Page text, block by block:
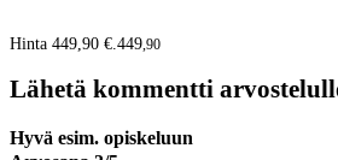
Hinta 449,90 €.449,90
Lähetä kommentti
Hyvä esim. opiskeluun